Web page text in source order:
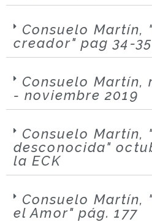
Consuelo Martín,
creador" pag 34-35
Consuelo Martín,
- noviembre 2019
Consuelo Martín,
desconocida"
la ECK
Consuelo Martín,
el Amor" pág. 177